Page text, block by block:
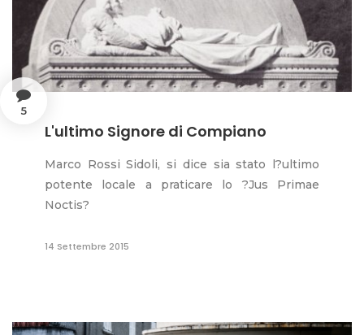
5
L'ultimo Signore di Compiano
Marco Rossi Sidoli, si dice sia stato l?ultimo
potente locale a praticare lo ?Jus Primae
Noctis?
14 Settembre 2015